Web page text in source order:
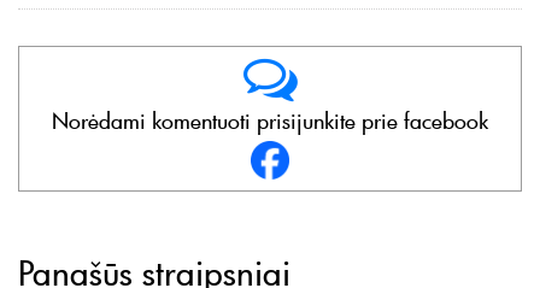
Norėdami komentuoti prisijunkite prie facebook
Panašūs straipsniai